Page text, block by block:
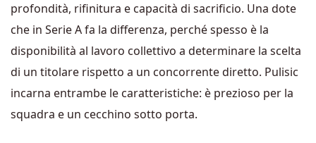
profondità, rifinitura e capacità di sacrificio. Una dote
che in Serie A fa la differenza, perché spesso è la
disponibilità al lavoro collettivo a determinare la scelta
di un titolare rispetto a un concorrente diretto. Pulisic
incarna entrambe le caratteristiche: è prezioso per la
squadra e un cecchino sotto porta.